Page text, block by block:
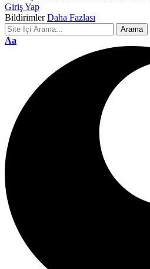
Giriş Yap
Bildirimler Daha Fazlası
Font
Aa